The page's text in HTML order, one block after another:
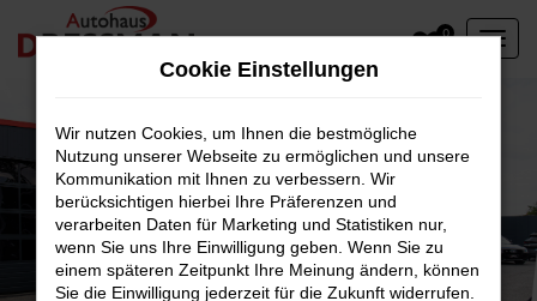
Zum
Hauptinhalt
0
Cookie Einstellungen
Wir nutzen Cookies, um Ihnen die bestmögliche
Nutzung unserer Webseite zu ermöglichen und unsere
Kommunikation mit Ihnen zu verbessern. Wir
berücksichtigen hierbei Ihre Präferenzen und
verarbeiten Daten für Marketing und Statistiken nur,
wenn Sie uns Ihre Einwilligung geben. Wenn Sie zu
einem späteren Zeitpunkt Ihre Meinung ändern, können
Sie die Einwilligung jederzeit für die Zukunft widerrufen.